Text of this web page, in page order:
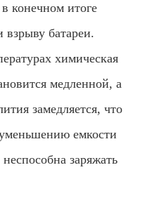
конечном итоге
батареи.
химическая
медленной, а
замедляется, что
емкости
заряжать